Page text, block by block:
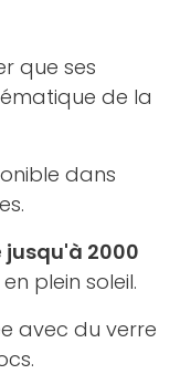
que ses
de la
dans
jusqu'à 2000
plein soleil.
avec du verre